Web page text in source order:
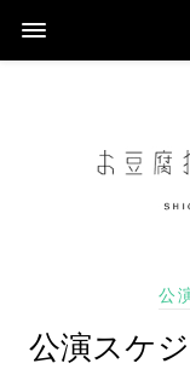
公
公演スケ